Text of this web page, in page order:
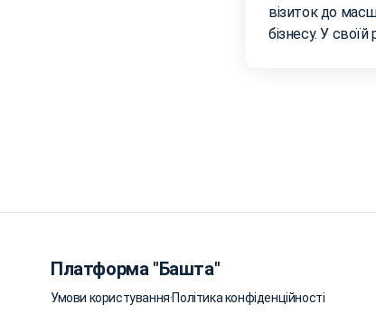
візиток до
бізнесу. У своїй
Платформа "Башта"
Умови користування·Політика конфіденційності